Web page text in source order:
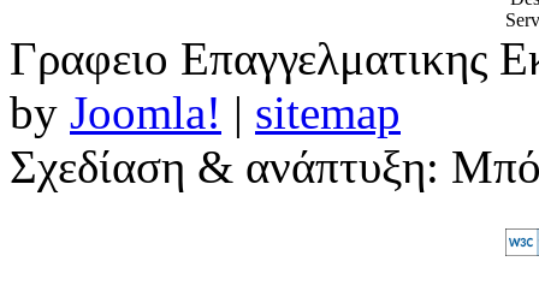
Γραφειο Επαγγελματικης
by Joomla! | sitemap
Σχεδίαση & ανάπτυξη: